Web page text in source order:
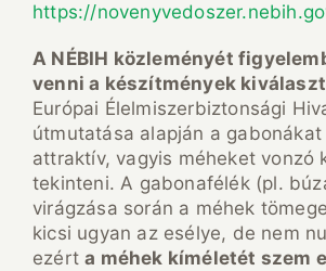
https://
A NÉBIH közleményét
venni a készítmények
Európai Élelmiszerbiztonsági
útmutatása alapján a gabonákat
attraktív, vagyis méheket vonzó
tekinteni. A gabonafélék (pl.
virágzása során a méhek
kicsi ugyan az esélye, de nem
ezérta méhek kíméletét szem